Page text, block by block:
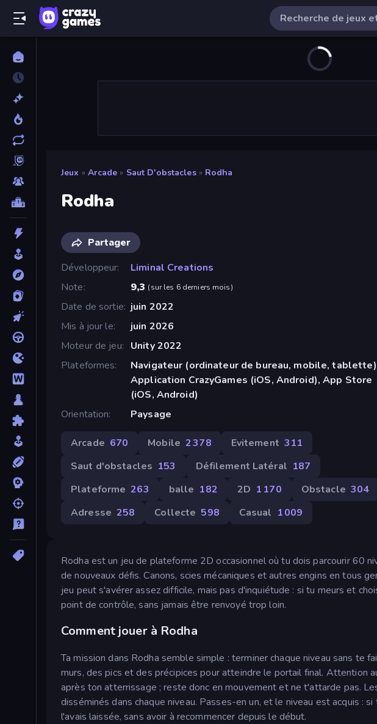
Jeux » Arcade » Saut D'obstacles » Rodha
Rodha
Partager
Développeur
Liminal Creations
Note
9,3 (sur les 6 derniers mois)
Date de sortie juin 2022
Mis à jour le
juin 2026
Moteur de jeu
Unity 2022
Plateformes
Navigateur (ordinateur de bureau, mobile,
Application CrazyGames (iOS, Android), App Store
(iOS, Android)
Orientation
Paysage
Arcade 670 Mobile 2 378 Evitement 311
Saut d'obstacles 153 Défilement Latéral 187
Plateforme 263 balle 182 2D 1 170 Obstacle 304
Adresse 258 Collecte 598 Casual 1 009
Rodha est un jeu de plateforme 2D occasionnel où tu dois parcourir 60
de nouveaux défis. Canons, scies mécaniques et autres engins en tous
jeu peut s'avérer assez difficile, mais pas d'inquiétude : si tu meurs et
point de contrôle, sans jamais être renvoyé trop loin.
Comment jouer à Rodha
Ta mission dans Rodha semble simple : terminer chaque niveau sans te
murs, des pics et des précipices pour atteindre le portail final. Attention
après ton atterrissage ; reste donc en mouvement et ne t'attarde pas.
disséminés dans chaque niveau. Passes-en un, et le niveau est acquis :
l'avais laissée, sans avoir à recommencer depuis le début.